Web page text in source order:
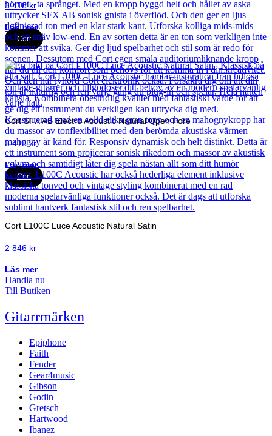
3 418kr
Läs mer
Cort
Cort SFX AB Electro Acoustic Natural Open Pore
3 418kr
Läs mer
Cort
Cort L100C Luce Acoustic Natural Satin
2 846 kr
Läs mer
Handla nu
Till Butiken
Gitarrmärken
Epiphone
Faith
Fender
Gear4music
Gibson
Godin
Gretsch
Hartwood
Ibanez